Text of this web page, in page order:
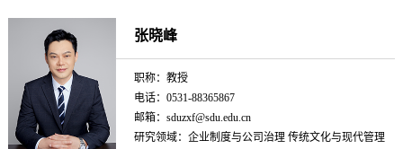
张晓峰
职称：教授
电话：0531-88365867
邮箱：sduzxf@sdu.edu.cn
研究领域：企业制度与公司治理 传统文化与现代管理